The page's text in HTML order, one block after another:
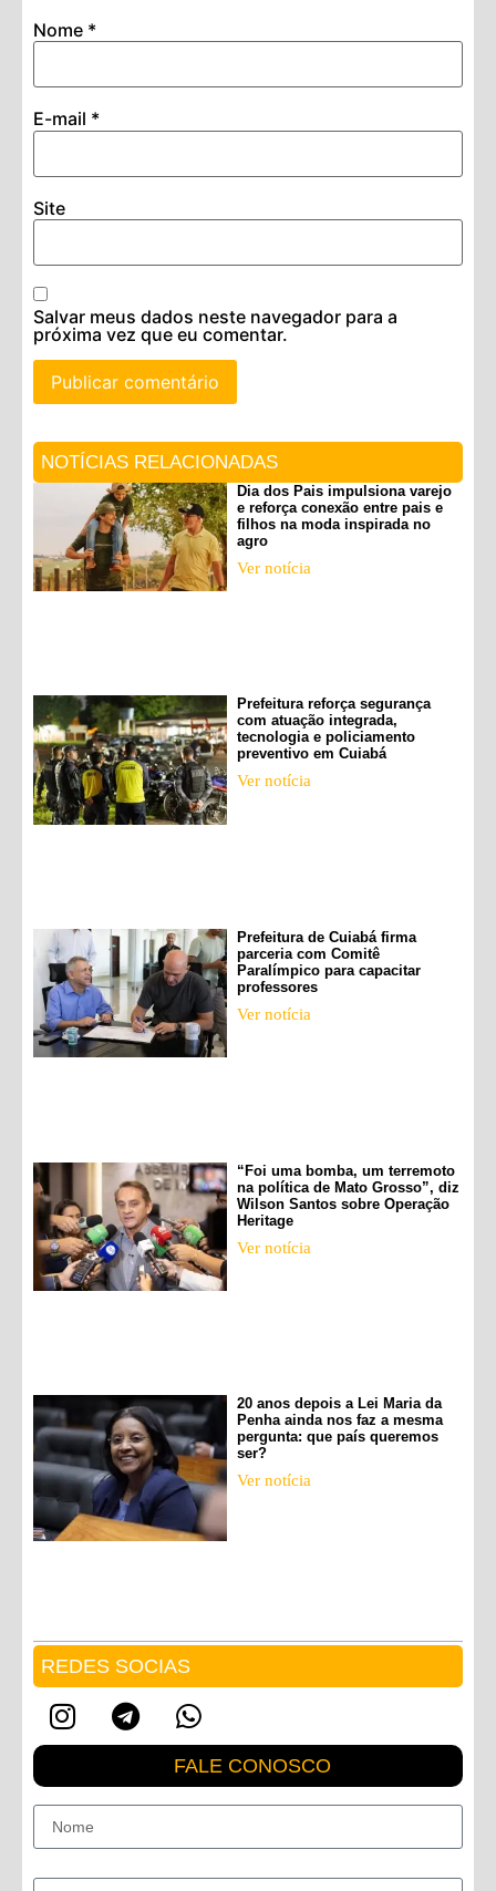
Nome *
E-mail *
Site
Salvar meus dados neste navegador para a
próxima vez que eu comentar.
NOTÍCIAS RELACIONADAS
Dia dos Pais impulsiona varejo
e reforça conexão entre pais e
filhos na moda inspirada no
agro
Ver notícia
Prefeitura reforça segurança
com atuação integrada,
tecnologia e policiamento
preventivo em Cuiabá
Ver notícia
Prefeitura de Cuiabá firma
parceria com Comitê
Paralímpico para capacitar
professores
Ver notícia
“Foi uma bomba, um terremoto
na política de Mato Grosso”, diz
Wilson Santos sobre Operação
Heritage
Ver notícia
20 anos depois a Lei Maria da
Penha ainda nos faz a mesma
pergunta: que país queremos
ser?
Ver notícia
REDES SOCIAS
FALE CONOSCO